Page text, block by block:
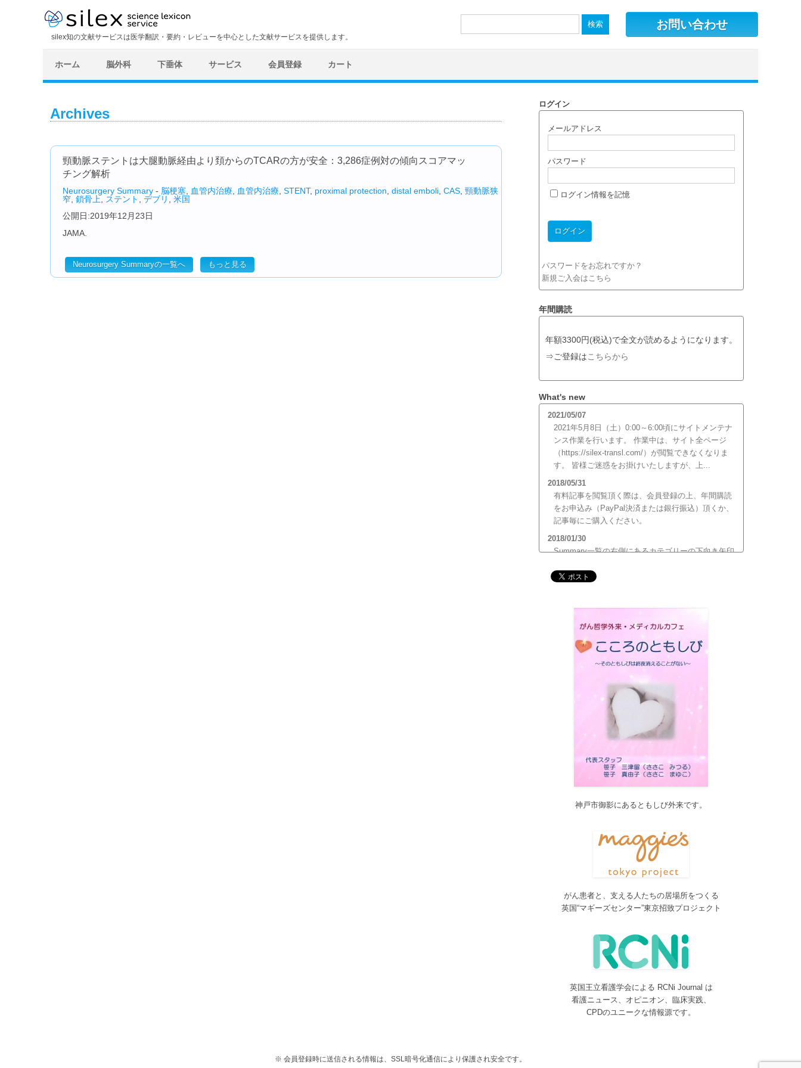
silex知の文献サービスは医学翻訳・要約・レビューを中心とした文献サービスを提供します。
検
お問い合わせ
ホーム 脳外科 下垂体 サービス 会員登録 カート
Archives
頸動脈ステントは大腿動脈経由より頚からのTCARの方が安全：3,286症例対の傾向スコアマッ
チング解析
Neurosurgery Summary - 脳梗塞 血管内治療 血管内治療 STENT, proximal protection distal emboli CAS 頸動脈狭
窄 鎖骨上 ステント デブリ
米国
公開日:2019年12月23日
JAMA.
Neurosurgery Summaryの一覧へ もっと見る
ログイン
メールアドレス
パスワード
ログイン情報を記憶
パスワードをお忘れですか？
新規ご入会はこちら
年間購読
年額3300円(税込)で全文が読めるようになります。
⇒ご登録は こちらから
What's new
2021/05/07
2021年5月8日（土）0:00～6:00頃にサイトメンテナ
ンス作業を行います。 作業中は、サイト全ページ
（https://silex-transl.com/）が閲覧できなくなりま
す。 皆様ご迷惑をお掛けいたしますが、上...
2018/05/31
有料記事を閲覧頂く際は、会員登録の上、年間購読
をお申込み（PayPal決済または銀行振込）頂くか、
記事毎にご購入ください。
2018/01/30
Summary一覧の右側にあるカテゴリーの下向き矢印
ご覧頂きたいサブカテゴリーをクリックするとサブ
12月21日（木）22:00～翌22日（金）10:00頃にサイ
トメンテナンス作業を行います。 作業中は、サイト
全ページ（https://silex-transl.com/）が閲覧できな
くなります。 皆様ご迷惑をお掛けいた...
11月1日をもって組織を合同会社に改め、Silex
Press合同会社を設立いたしました。
Global Health Review食は「地中海的」に?
しました。
サービス内容のページに「医の知の共有」を追加し
め、一部カテゴリーが表示されなくなります。ご迷
惑をおかけしますが、何卒ご理解いただけますよう
お願いいたします。
Neurosurgery Summary・Pituitary Summaryにおい
て、分類を追加しました。各一覧の右側の「カテゴ
脳神経外科関連論文をエキスパートが海外誌から厳
選し日本語で紹介するNeurosurgery Summaryを公
2016/08/08
間脳下垂体を中心とした論文をエキスパートが海外
誌から厳選し日本語で紹介するPituitary Summaryを
神戸市御影にあるともしび外来です。
がん患者と、支える人たちの居場所をつくる
英国“マギーズセンター”東京招致プロジェクト
英国王立看護学会による RCNi Journal は
看護ニュース、オピニオン、臨床実践、
CPDのユニークな情報源です。
会員登録時に送信される情報は、SSL暗号化通信により保護され安全です。